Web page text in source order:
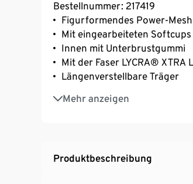
Bestellnummer: 217419
Figurformendes Power-
Mit eingearbeiteten Softcups
Innen mit Unterbrustgummi
Mit der Faser LYCRA®
Längenverstellbare Träger
Mehr anzeigen
Grössenempfehlung:
Gr. 38: Cups 70 ‒ 80B
Produktbeschreibung